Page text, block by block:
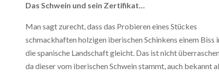
Das Schwein und sein Zertifikat…
Man sagt zurecht, dass das Probieren eines Stückes
schmackhaften holzigen iberischen Schinkens einem Biss
die spanische Landschaft gleicht. Das ist nicht
da dieser vom iberischen Schwein stammt, auch bekannt